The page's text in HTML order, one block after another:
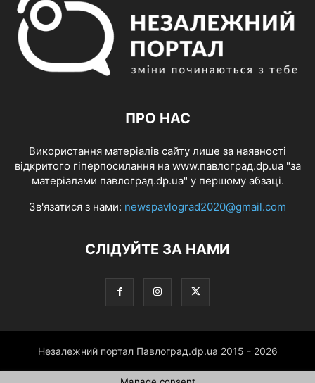
ПРО НАС
Використання матеріалів сайту лише за наявності
відкритого гіперпосилання на www.павлоград.dp.ua "за
матеріалами павлоград.dp.ua" у першому абзаці.
Зв'язатися з нами: newspavlograd2020@gmail.com
СЛІДУЙТЕ ЗА НАМИ
Незалежний портал Павлоград.dp.ua 2015 - 2026